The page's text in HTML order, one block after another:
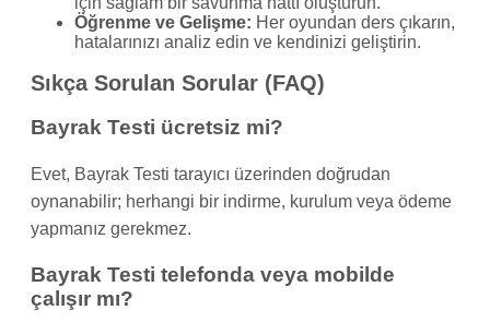
Öğrenme ve Gelişme: Her oyundan ders çıkarın,
hatalarınızı analiz edin ve kendinizi geliştirin.
Sıkça Sorulan Sorular (FAQ)
Bayrak Testi ücretsiz mi?
Evet, Bayrak Testi tarayıcı üzerinden doğrudan
oynanabilir; herhangi bir indirme, kurulum veya ödeme
yapmanız gerekmez.
Bayrak Testi telefonda veya mobilde
çalışır mı?